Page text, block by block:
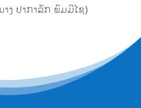
າງ ປາກາລັກ ພົມມີໄຊ)